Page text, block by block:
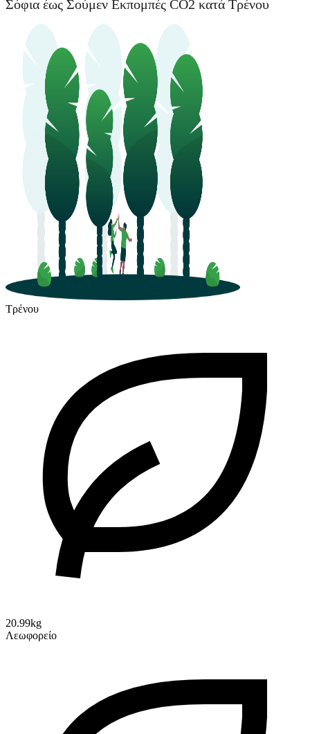
Σόφια έως Σούμεν Εκπομπές CO2 κατά Τρένου
Τρένου
20.99kg
Λεωφορείο